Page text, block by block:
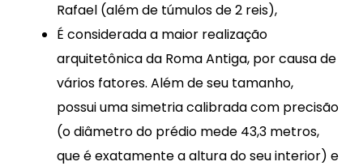
Rafael (além de túmulos de 2 reis),
É considerada a maior realização
arquitetônica da Roma Antiga, por causa de
vários fatores. Além de seu tamanho,
possui uma simetria calibrada com precisão
(o diâmetro do prédio mede 43,3 metros,
que é exatamente a altura do seu interior) e